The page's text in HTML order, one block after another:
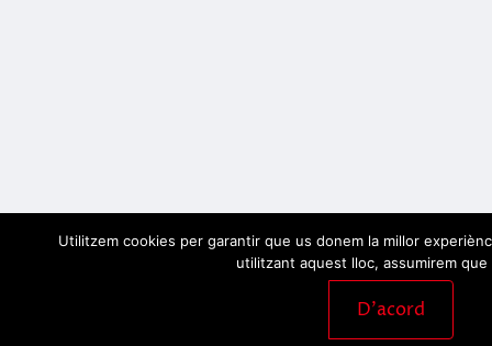
Utilitzem cookies per garantir que us donem la millor
utilitzant aquest lloc, assumirem que
D'acord